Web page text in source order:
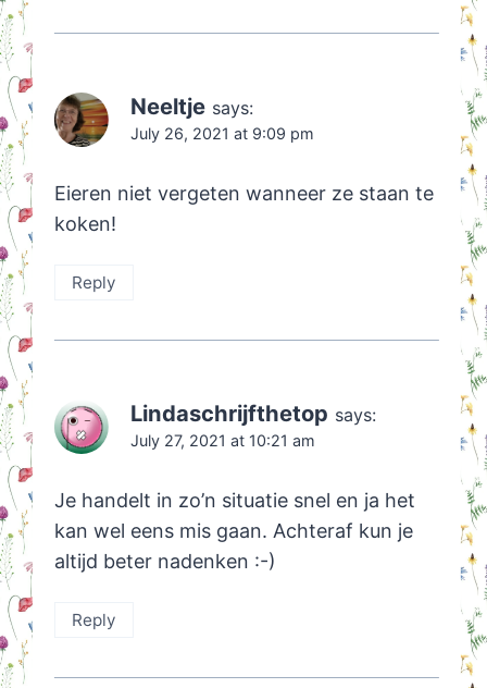
Neeltje says:
July 26, 2021 at 9:09 pm
Eieren niet vergeten wanneer ze staan te
koken!
Reply
Lindaschrijfthetop says:
July 27, 2021 at 10:21 am
Je handelt in zo’n situatie snel en ja het
kan wel eens mis gaan. Achteraf kun je
altijd beter nadenken :-)
Reply